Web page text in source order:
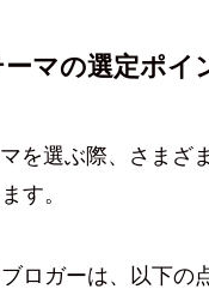
マの選定ポイ
を選ぶ際、さまざ
す。
ロガーは、以下の